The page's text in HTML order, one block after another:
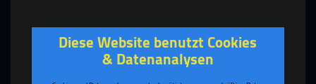
Diese Website benutzt Cookies
& Datenanalysen